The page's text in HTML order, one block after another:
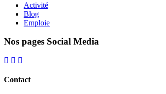
Activité
Blog
Emploie
Nos pages Social Media
Contact